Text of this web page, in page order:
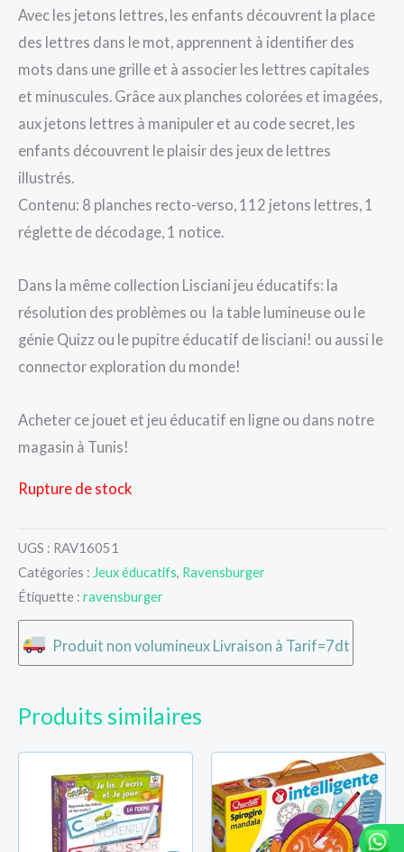
Avec les jetons lettres, les enfants découvrent la place
des lettres dans le mot, apprennent à identifier des
mots dans une grille et à associer les lettres capitales
et minuscules. Grâce aux planches colorées et imagées,
aux jetons lettres à manipuler et au code secret, les
enfants découvrent le plaisir des jeux de lettres
illustrés.
Contenu: 8 planches recto-verso, 112 jetons lettres, 1
réglette de décodage, 1 notice.
Dans la même collection Lisciani jeu éducatifs: la
résolution des problèmes ou la table lumineuse ou le
génie Quizz ou le pupitre éducatif de lisciani! ou aussi le
connector exploration du monde!
Acheter ce jouet et jeu éducatif en ligne ou dans notre
magasin à Tunis!
Rupture de stock
UGS : RAV16051
Catégories : Jeux éducatifs, Ravensburger
Étiquette : ravensburger
Produit non volumineux Livraison à Tarif=7dt
Produits similaires